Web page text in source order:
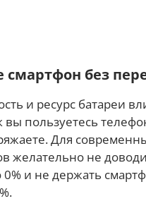
смартфон без
и ресурс батареи
вы пользуетесь
Для
желательно не
0% и не держать